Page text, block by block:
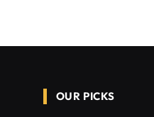
OUR PICKS